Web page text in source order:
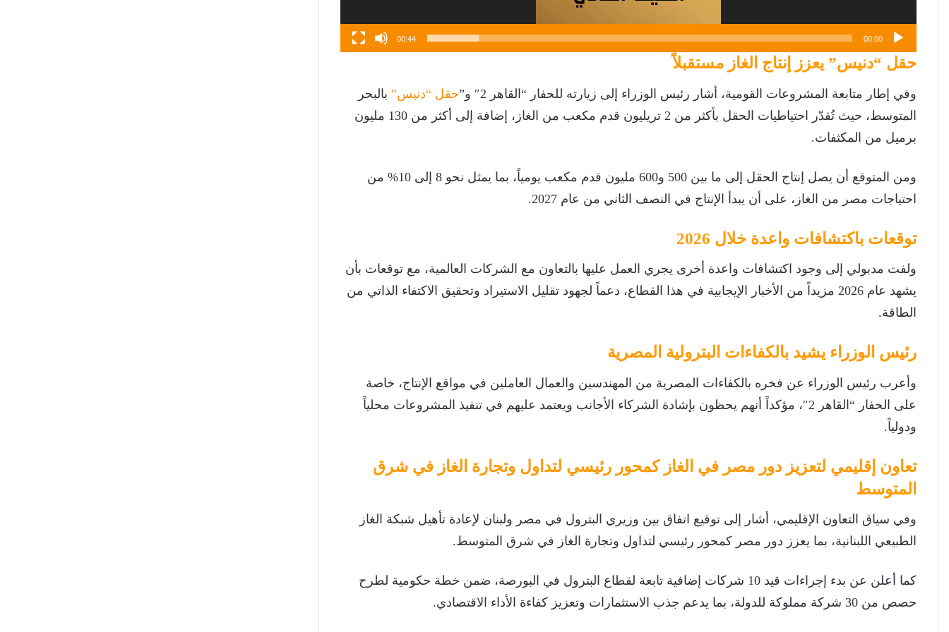
00:00
00:44
حقل “دنيس” يعزز إنتاج الغاز مستقبلاً
وفي إطار متابعة المشروعات القومية، أشار رئيس الوزراء إلى زيارته للحفار “القاهر 2″ و” حقل “دنيس” بالبحر
المتوسط، حيث تُقدّر احتياطيات الحقل بأكثر من 2 تريليون قدم مكعب من الغاز، إضافة إلى أكثر من 130 مليون
برميل من المكثفات.
ومن المتوقع أن يصل إنتاج الحقل إلى ما بين 500 و600 مليون قدم مكعب يومياً، بما يمثل نحو 8 إلى 10% من
احتياجات مصر من الغاز، على أن يبدأ الإنتاج في النصف الثاني من عام 2027.
توقعات باكتشافات واعدة خلال 2026
ولفت مدبولي إلى وجود اكتشافات واعدة أخرى يجري العمل عليها بالتعاون مع الشركات العالمية، مع توقعات بأن
يشهد عام 2026 مزيداً من الأخبار الإيجابية في هذا القطاع، دعماً لجهود تقليل الاستيراد وتحقيق الاكتفاء الذاتي من
الطاقة.
رئيس الوزراء يشيد بالكفاءات البترولية المصرية
وأعرب رئيس الوزراء عن فخره بالكفاءات المصرية من المهندسين والعمال العاملين في مواقع الإنتاج، خاصة
على الحفار “القاهر 2″، مؤكداً أنهم يحظون بإشادة الشركاء الأجانب ويعتمد عليهم في تنفيذ المشروعات محلياً
ودولياً.
تعاون إقليمي لتعزيز دور مصر في الغاز كمحور رئيسي لتداول وتجارة الغاز في شرق
المتوسط
وفي سياق التعاون الإقليمي، أشار إلى توقيع اتفاق بين وزيري البترول في مصر ولبنان لإعادة تأهيل شبكة الغاز
الطبيعي اللبنانية، بما يعزز دور مصر كمحور رئيسي لتداول وتجارة الغاز في شرق المتوسط.
كما أعلن عن بدء إجراءات قيد 10 شركات إضافية تابعة لقطاع البترول في البورصة، ضمن خطة حكومية لطرح
حصص من 30 شركة مملوكة للدولة، بما يدعم جذب الاستثمارات وتعزيز كفاءة الأداء الاقتصادي.